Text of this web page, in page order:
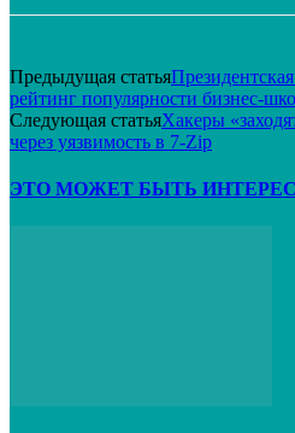
Предыдущая статья
рейтинг популярности бизнес-
Следующая статьяХакеры
через уязвимость в 7-Zip
ЭТО МОЖЕТ БЫТЬ